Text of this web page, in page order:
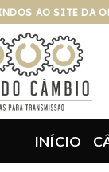
AO SITE DA
INÍCIO